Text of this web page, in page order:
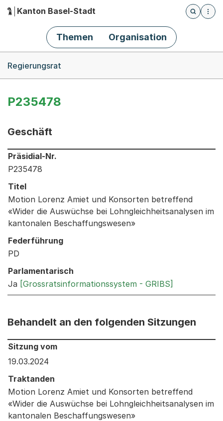
Hauptnavigation
Kanton Basel-Stadt
Öffnet
Themen Organisation
Regierungsrat
P235478
Geschäft
Informationen zum Ausgewählten Geschäft
Präsidial-Nr.
P235478
Titel
Motion Lorenz Amiet und Konsorten betreffend
«Wider die Auswüchse bei Lohngleichheitsanalysen im
kantonalen Beschaffungswesen»
Federführung
PD
Parlamentarisch
Ja [Grossratsinformationssystem - GRIBS]
Behandelt an den folgenden Sitzungen
Behandelt an den folgenden Sitzungen: Informationen
Sitzung vom
19.03.2024
Traktanden
Motion Lorenz Amiet und Konsorten betreffend
«Wider die Auswüchse bei Lohngleichheitsanalysen im
kantonalen Beschaffungswesen»